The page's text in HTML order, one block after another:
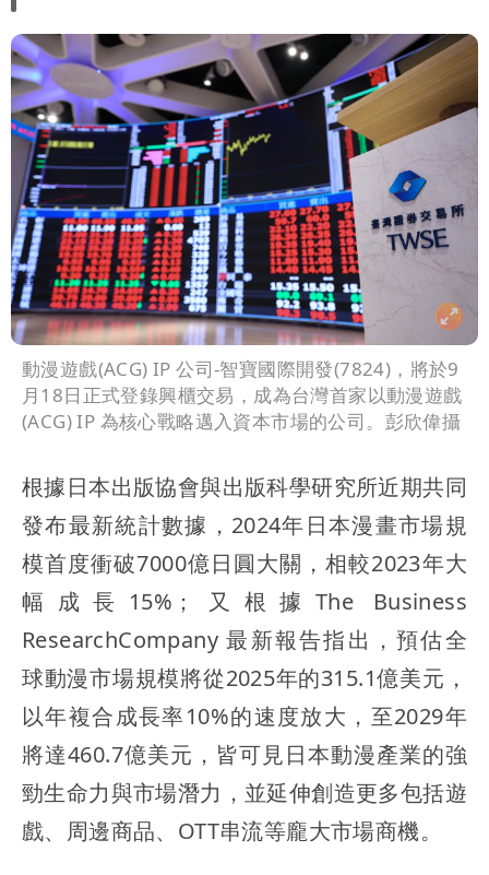
動漫遊戲(ACG) IP 公司-智寶國際開發(7824)，將於9
月18日正式登錄興櫃交易，成為台灣首家以動漫遊戲
(ACG) IP 為核心戰略邁入資本市場的公司。彭欣偉攝
根據日本出版協會與出版科學研究所近期共同
發布最新統計數據，2024年日本漫畫市場規
模首度衝破7000億日圓大關，相較2023年大
幅成長15%；又根據The Business
ResearchCompany 最新報告指出，預估全
球動漫市場規模將從2025年的315.1億美元，
以年複合成長率10%的速度放大，至2029年
將達460.7億美元，皆可見日本動漫產業的強
勁生命力與市場潛力，並延伸創造更多包括遊
戲、周邊商品、OTT串流等龐大市場商機。